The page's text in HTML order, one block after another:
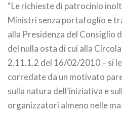
“Le richieste di patrocinio
Ministri senza portafoglio e
alla Presidenza del Consiglio
del nulla osta di cui alla
2.11.1.2 del 16/02/2010 – si
corredate da un motivato
sulla natura dell’iniziativa e
organizzatori almeno nelle